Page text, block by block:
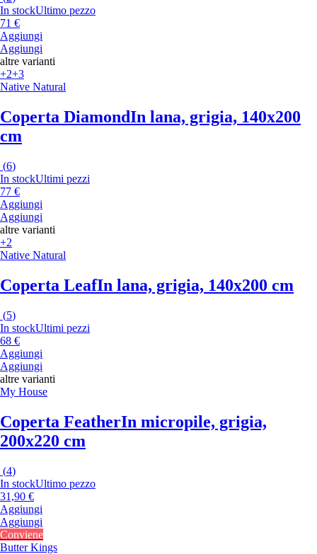
In stockUltimo pezzo
71 €
Aggiungi
Aggiungi
altre varianti
+2+3
Native Natural
Coperta DiamondIn lana, grigia, 140x200
cm
(6)
In stockUltimi pezzi
77 €
Aggiungi
Aggiungi
altre varianti
+2
Native Natural
Coperta LeafIn lana, grigia, 140x200 cm
(5)
In stockUltimi pezzi
68 €
Aggiungi
Aggiungi
altre varianti
My House
Coperta FeatherIn micropile, grigia,
200x220 cm
(4)
In stockUltimo pezzo
31,90 €
Aggiungi
Aggiungi
Conviene
Butter Kings